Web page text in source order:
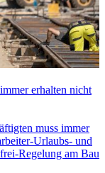
erhalten nicht
muss immer
Urlaubs- und
Regelung am Bau